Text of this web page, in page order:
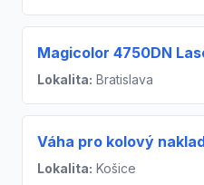
Magicolor 4750DN
Lokalita: Bratislava
Váha pro kolový
Lokalita: Košice